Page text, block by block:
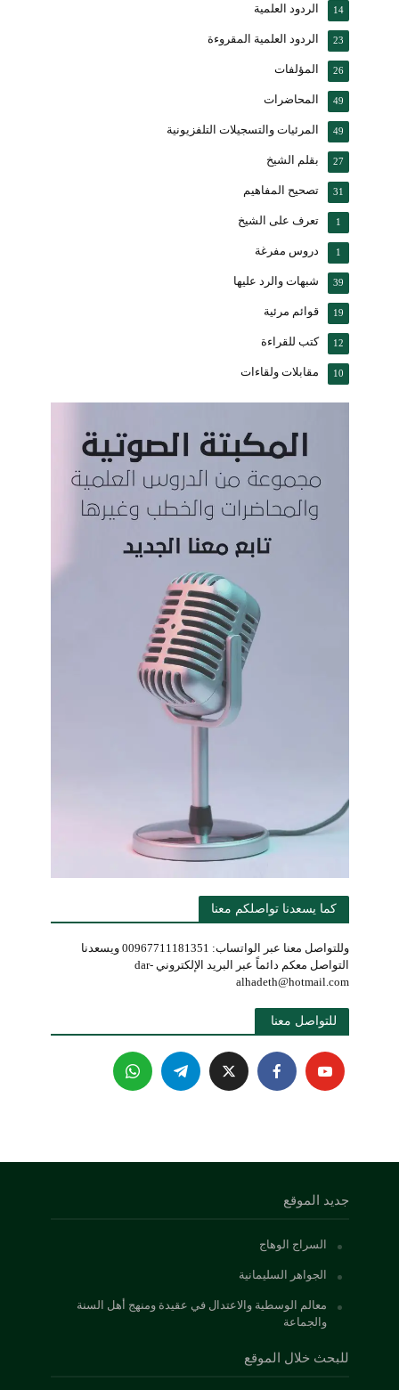
الردود العلمية 14
الردود العلمية المقروءة 23
المؤلفات 26
المحاضرات 49
المرئيات والتسجيلات التلفزيونية 49
بقلم الشيخ 27
تصحيح المفاهيم 31
تعرف على الشيخ 1
دروس مفرغة 1
شبهات والرد عليها 39
قوائم مرئية 19
كتب للقراءة 12
مقابلات ولقاءات 10
كما يسعدنا تواصلكم معنا
وللتواصل معنا عبر الواتساب: 00967711181351 ويسعدنا
التواصل معكم دائماً عبر البريد الإلكتروني dar-
alhadeth@hotmail.com
للتواصل معنا
جديد الموقع
السراج الوهاج
الجواهر السليمانية
معالم الوسطية والاعتدال في عقيدة ومنهج أهل السنة
والجماعة
للبحث خلال الموقع